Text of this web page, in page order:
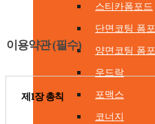
스티카폼포드
단면코팅 폼
양면코팅 폼
우드락
포맥스
코너지
이용약관 (필수)
제1장 총칙